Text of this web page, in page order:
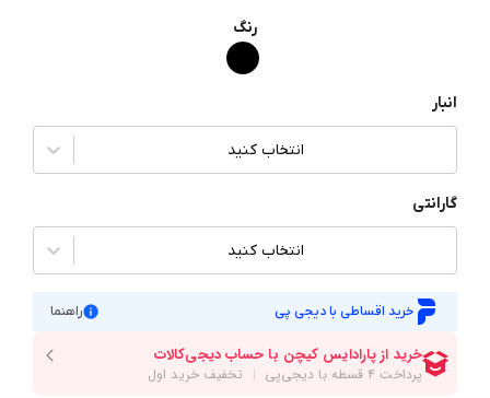
رنگ
انبار
انتخاب کنید
گارانتی
انتخاب کنید
خرید اقساطی با دیجی پی راهنما